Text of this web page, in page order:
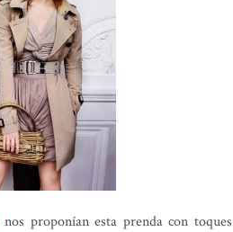
nos proponían esta prenda con toques